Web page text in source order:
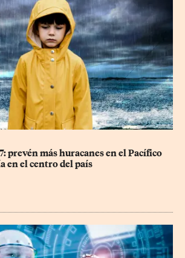
prevén más huracanes en el Pacífico
en el centro del país